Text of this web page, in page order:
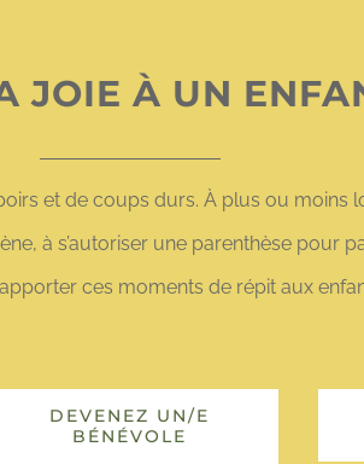
JOIE À UN
et de coups durs. À plus ou moins
à s’autoriser une parenthèse pour
ces moments de répit aux
DEVENEZ UN/E
BÉNÉVOLE